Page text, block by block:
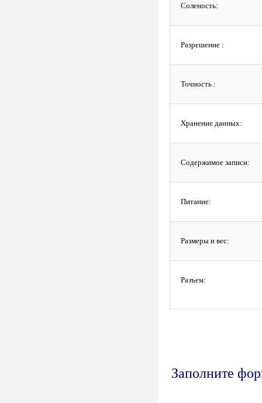
Соленость:
Разрешение :
Точность :
Хранение данных:
Содержимое записи:
Питание:
Размеры и вес:
Разъем:
Заполните